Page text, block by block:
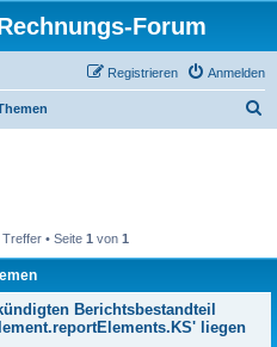
Forum
Anmelden
Registrieren
• Seite 1 von 1
Berichtsbestandteil
liegen